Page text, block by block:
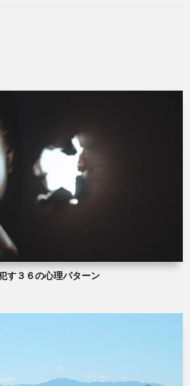
す３６の心理パターン